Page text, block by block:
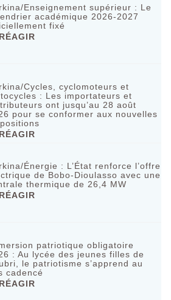
Enseignement supérieur : Le
académique 2026-2027
fixé
RÉAGIR
Cycles, cyclomoteurs et
: Les importateurs et
ont jusqu’au 28 août
pour se conformer aux nouvelles
RÉAGIR
Énergie : L’État renforce l’offre
de Bobo-Dioulasso avec une
thermique de 26,4 MW
RÉAGIR
patriotique obligatoire
: Au lycée des jeunes filles de
le patriotisme s’apprend au
cadencé
RÉAGIR